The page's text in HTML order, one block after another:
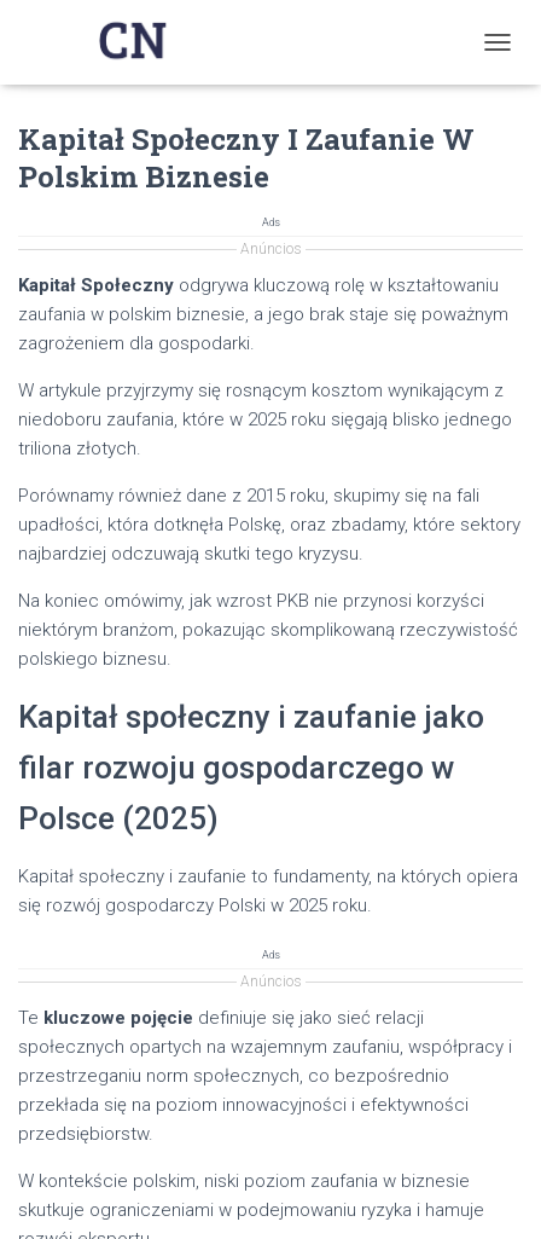
O
G
A
Kapitał Społeczny I Zaufanie W
Polskim Biznesie
Ads
Anúncios
Kapitał Społeczny odgrywa kluczową rolę w kształtowaniu
zaufania w polskim biznesie, a jego brak staje się poważnym
zagrożeniem dla gospodarki.
W artykule przyjrzymy się rosnącym kosztom wynikającym z
niedoboru zaufania, które w 2025 roku sięgają blisko jednego
triliona złotych.
Porównamy również dane z 2015 roku, skupimy się na fali
upadłości, która dotknęła Polskę, oraz zbadamy, które sektory
najbardziej odczuwają skutki tego kryzysu.
Na koniec omówimy, jak wzrost PKB nie przynosi korzyści
niektórym branżom, pokazując skomplikowaną rzeczywistość
polskiego biznesu.
Kapitał społeczny i zaufanie jako
filar rozwoju gospodarczego w
Polsce (2025)
Kapitał społeczny i zaufanie to fundamenty, na których opiera
się rozwój gospodarczy Polski w 2025 roku.
Ads
Anúncios
Te kluczowe pojęcie definiuje się jako sieć relacji
społecznych opartych na wzajemnym zaufaniu, współpracy i
przestrzeganiu norm społecznych, co bezpośrednio
przekłada się na poziom innowacyjności i efektywności
przedsiębiorstw.
W kontekście polskim, niski poziom zaufania w biznesie
skutkuje ograniczeniami w podejmowaniu ryzyka i hamuje